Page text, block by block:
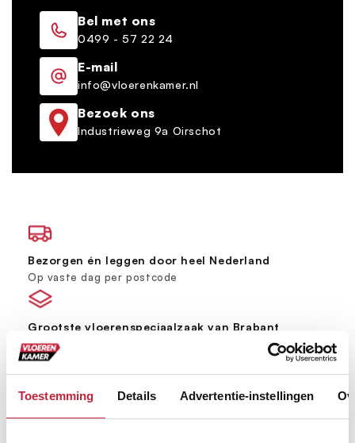
Toestemming Details Advertentie-instellingen
Bel met ons
0499 - 57 22 24
E-mail
info@vloerenkamer.nl
Bezoek ons
Industrieweg 9a Oirschot
Bezorgen én leggen door heel Nederland
Op vaste dag per postcode
Grootste vloerenspeciaalzaak van Brabant
Ruim 600 m² showroom
Keus uit meer dan 5000+ verschillende vloeren